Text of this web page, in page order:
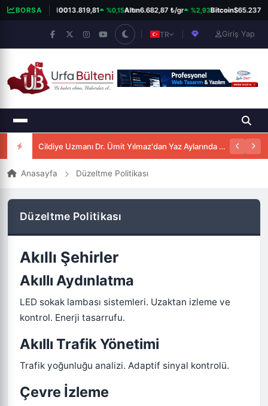
BORSABIST 10013.819,81 %0,15Altın6.682,87 ₺/gr %2,93Bitcoin$65.237
TR Giriş Yap
Cildiye Uzmanı Dr. Ümit Yılmaz'dan Yaz Aylarında Güneşten Korunma Uyarısı
Anasayfa Düzeltme Politikası
Düzeltme Politikası
Akıllı Şehirler
Akıllı Aydınlatma
LED sokak lambası sistemleri. Uzaktan izleme ve
kontrol. Enerji tasarrufu.
Akıllı Trafik Yönetimi
Trafik yoğunluğu analizi. Adaptif sinyal kontrolü.
Çevre İzleme